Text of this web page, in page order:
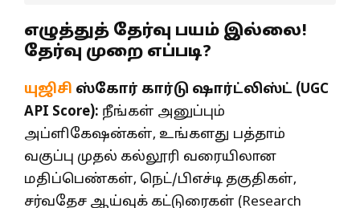
எழுத்துத் தேர்வு பயம் இல்லை!
தேர்வு முறை எப்படி?
யுஜிசி ஸ்கோர் கார்டு ஷார்ட்லிஸ்ட் (UGC
API Score): நீங்கள் அனுப்பும்
அப்ளிகேஷன்கள், உங்களது பத்தாம்
வகுப்பு முதல் கல்லூரி வரையிலான
மதிப்பெண்கள், நெட்/பிஎச்டி தகுதிகள்,
சர்வதேச ஆய்வுக் கட்டுரைகள் (Research